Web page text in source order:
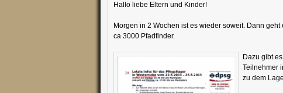
Hallo liebe Eltern und Kinder!
Morgen in 2 Wochen ist es wieder soweit. Dann
ca 3000 Pfadfinder.
Dazu gibt
Teilnehmer
zu dem